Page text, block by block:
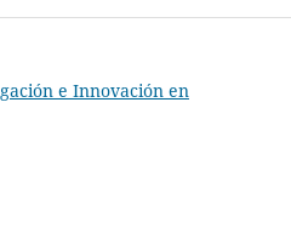
e Innovación en